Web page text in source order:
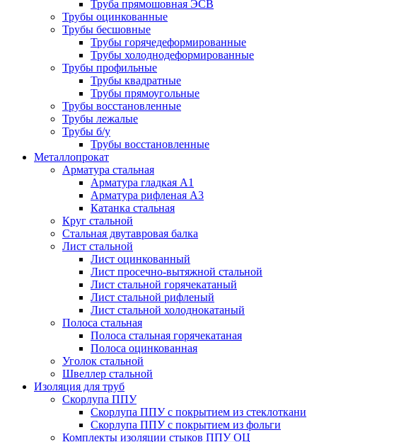
Труба прямошовная ЭСВ
Трубы оцинкованные
Трубы бесшовные
Трубы горячедеформированные
Трубы холоднодеформированные
Трубы профильные
Трубы квадратные
Трубы прямоугольные
Трубы восстановленные
Трубы лежалые
Трубы б/у
Трубы восстановленные
Металлопрокат
Арматура стальная
Арматура гладкая А1
Арматура рифленая А3
Катанка стальная
Круг стальной
Стальная двутавровая балка
Лист стальной
Лист оцинкованный
Лист просечно-вытяжной стальной
Лист стальной горячекатаный
Лист стальной рифленый
Лист стальной холоднокатаный
Полоса стальная
Полоса стальная горячекатаная
Полоса оцинкованная
Уголок стальной
Швеллер стальной
Изоляция для труб
Скорлупа ППУ
Скорлупа ППУ с покрытием из стеклоткани
Скорлупа ППУ с покрытием из фольги
Комплекты изоляции стыков ППУ ОЦ